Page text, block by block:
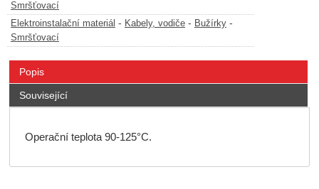
Smršťovací
Elektroinstalační materiál - Kabely, vodiče - Bužírky -
Smršťovací
Popis
Související
Operační teplota 90-125°C.